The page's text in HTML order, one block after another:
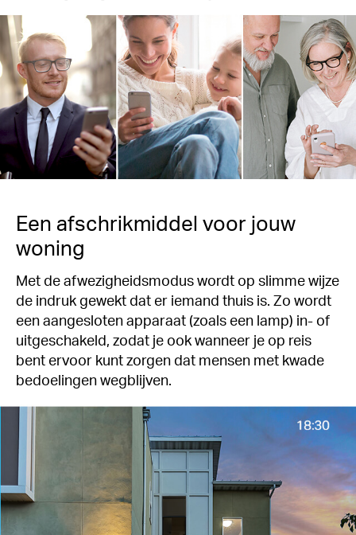
Een afschrikmiddel voor jouw
woning
Met de afwezigheidsmodus wordt op slimme wijze
de indruk gewekt dat er iemand thuis is. Zo wordt
een aangesloten apparaat (zoals een lamp) in- of
uitgeschakeld, zodat je ook wanneer je op reis
bent ervoor kunt zorgen dat mensen met kwade
bedoelingen wegblijven.